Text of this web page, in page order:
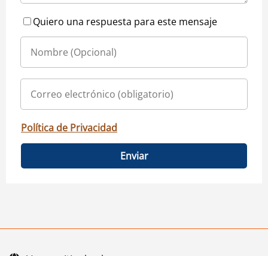
Quiero una respuesta para este mensaje
Política de Privacidad
Enviar